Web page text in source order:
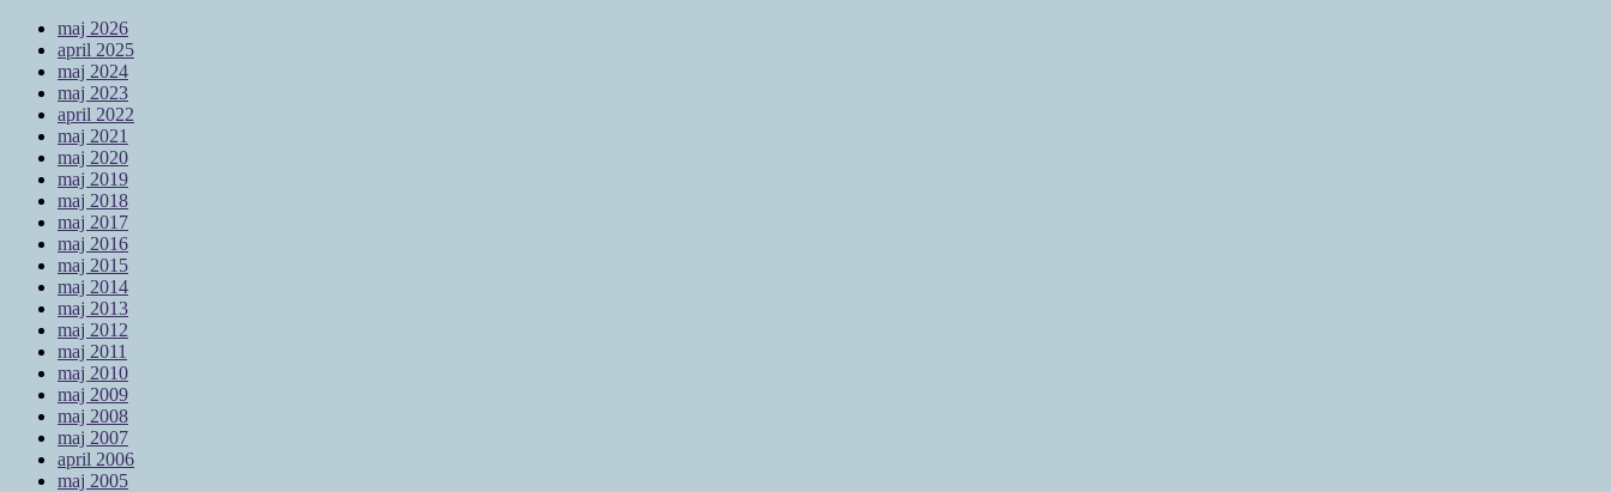
maj 2026
april 2025
maj 2024
maj 2023
april 2022
maj 2021
maj 2020
maj 2019
maj 2018
maj 2017
maj 2016
maj 2015
maj 2014
maj 2013
maj 2012
maj 2011
maj 2010
maj 2009
maj 2008
maj 2007
april 2006
maj 2005